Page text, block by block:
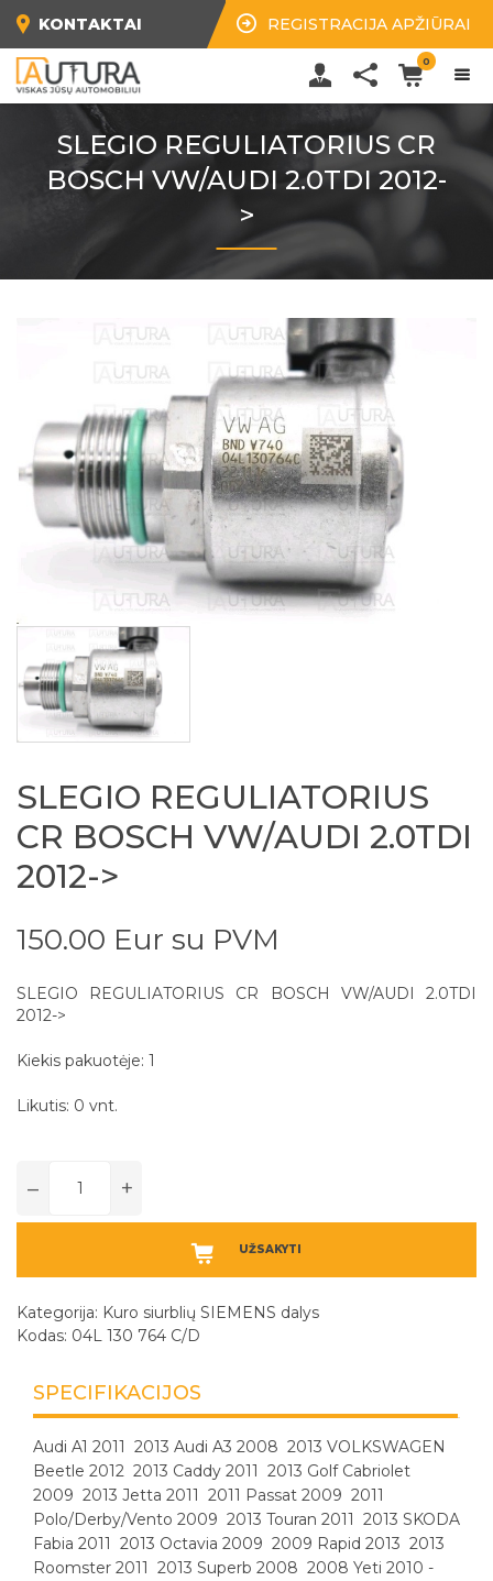
KONTAKTAI REGISTRACIJA APŽIŪRAI
0
SLEGIO REGULIATORIUS CR
BOSCH VW/AUDI 2.0TDI 2012-
>
SLEGIO REGULIATORIUS
CR BOSCH VW/AUDI 2.0TDI
2012->
150.00 Eur su PVM
SLEGIO REGULIATORIUS CR BOSCH VW/AUDI 2.0TDI
2012->
Kiekis pakuotėje: 1
Likutis: 0 vnt.
– +
UŽSAKYTI
Kategorija: Kuro siurblių SIEMENS dalys
Kodas: 04L 130 764 C/D
SPECIFIKACIJOS
Audi A1 2011 ­ 2013 Audi A3 2008 ­ 2013 VOLKSWAGEN
Beetle 2012 ­ 2013 Caddy 2011 ­ 2013 Golf Cabriolet
2009 ­ 2013 Jetta 2011 ­ 2011 Passat 2009 ­ 2011
Polo/Derby/Vento 2009 ­ 2013 Touran 2011 ­ 2013 SKODA
Fabia 2011 ­ 2013 Octavia 2009 ­ 2009 Rapid 2013 ­ 2013
Roomster 2011 ­ 2013 Superb 2008 ­ 2008 Yeti 2010 ­